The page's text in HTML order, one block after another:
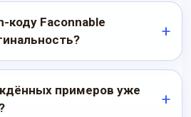
коду Faconnable
примеров уже